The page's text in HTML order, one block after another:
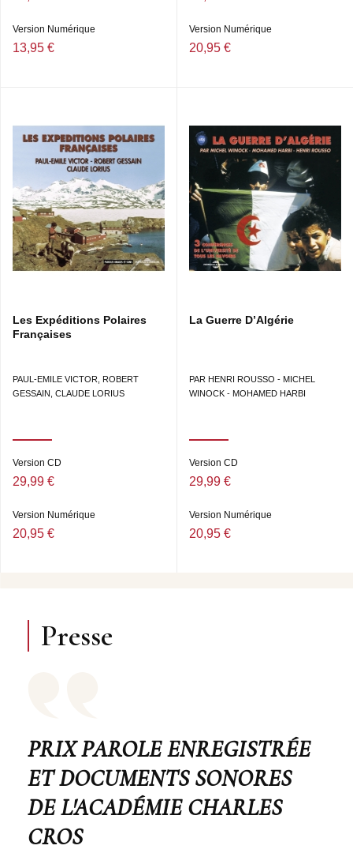
Version Numérique
13,95 €
Version Numérique
20,95 €
Les Expéditions Polaires
Françaises
PAUL-EMILE VICTOR, ROBERT
GESSAIN, CLAUDE LORIUS
Version CD
29,99 €
Version Numérique
20,95 €
La Guerre D’Algérie
PAR HENRI ROUSSO - MICHEL
WINOCK - MOHAMED HARBI
Version CD
29,99 €
Version Numérique
20,95 €
Presse
PRIX PAROLE ENREGISTRÉE
ET DOCUMENTS SONORES
DE L'ACADÉMIE CHARLES
CROS